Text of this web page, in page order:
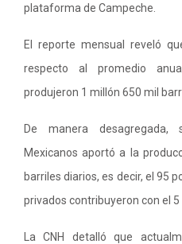
plataforma de Campeche.
El reporte mensual reveló
respecto al promedio
produjeron 1 millón 650 mil
De manera
Mexicanos aportó a la
barriles diarios, es decir, el 95
privados contribuyeron con el
La CNH detalló que